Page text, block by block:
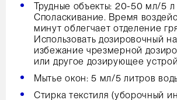
Трудные объекты: 20-50 мл/5 л
Споласкивание. Время
минут облегчает отделение
Использовать дозировочный
избежание чрезмерной
или другое дозирующее
Мытье окон: 5 мл/5 литров
Стирка текстиля (уборочный